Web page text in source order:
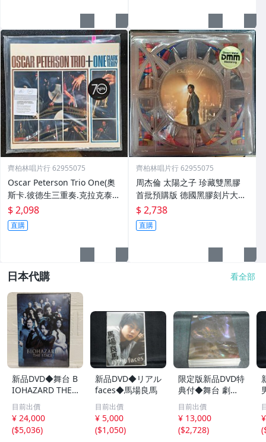
齊柏林唱片行 62955075
Oscar Peterson Trio One(奧
斯卡.彼德生三重奏.克拉克泰
瑞)黑膠唱片180g 歐美進口全
新正版
$ 2,098
直購
齊柏林唱片行 62955075
周杰倫 太陽之子 珍藏雙黑膠
首批預購版 德國黑膠刻片大廠
optimal media GmbH DMM
刻版 全新
$ 2,738
直購
日本代購 看全部
新品DVD◆舞台 B
IOHAZARD THE
STAGE◆矢崎広/
栗山航/中村誠治
郎/倉持明日香/飛
鳥凛/Raychell/紗
目前出價
¥ 24,000
($5,036)
新品DVD◆リアル
faces◆馬場良馬
目前出價
¥ 5,000
($1,050)
限定版新品DVD特
典付◆舞台 劇団
シャイニング fro
m うたの☆プリ
ンスさまっ♪ マス
カレイドミラージ
目前出價
¥ 13,000
($2,728)
l
(